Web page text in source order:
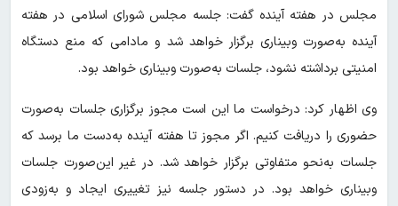
مجلس در هفته آینده گفت: جلسه مجلس شورای اسلامی در هفته
آینده به‌صورت وبیناری برگزار خواهد شد و مادامی که منع دستگاه
امنیتی برداشته نشود، جلسات به‌صورت وبیناری خواهد بود.
وی اظهار کرد: درخواست ما این است مجوز برگزاری جلسات به‌صورت
حضوری را دریافت کنیم. اگر مجوز تا هفته آینده به‌دست ما برسد که
جلسات به‌نحو متفاوتی برگزار خواهد شد. در غیر این‌صورت جلسات
وبیناری خواهد بود. در دستور جلسه نیز تغییری ایجاد و به‌زودی